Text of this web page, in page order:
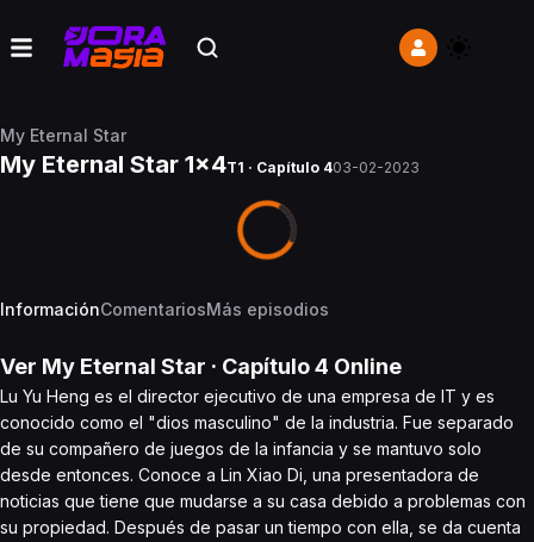
My Eternal Star
My Eternal Star 1x4T1 · Capítulo 403-02-2023
InformaciónComentariosMás episodios
Ver My Eternal Star · Capítulo4 Online
Lu Yu Heng es el director ejecutivo de una empresa de IT y es
conocido como el "dios masculino" de la industria. Fue separado
de su compañero de juegos de la infancia y se mantuvo solo
desde entonces. Conoce a Lin Xiao Di, una presentadora de
noticias que tiene que mudarse a su casa debido a problemas con
su propiedad. Después de pasar un tiempo con ella, se da cuenta